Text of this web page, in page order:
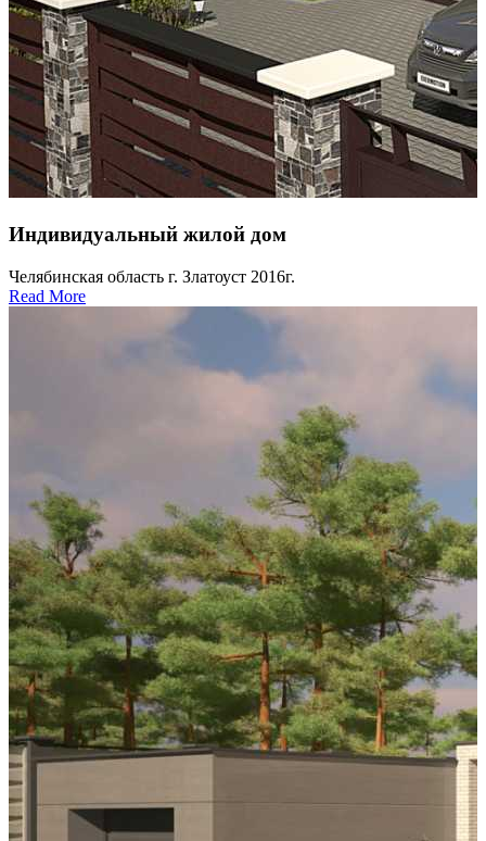
Индивидуальный жилой дом
Челябинская область г. Златоуст 2016г.
Read More